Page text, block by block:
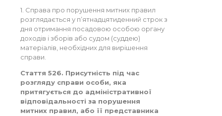
1. Справа про порушення митних правил
розглядається у п’ятнадцятиденний строк з
дня отримання посадовою особою органу
доходів і зборів або судом (суддею)
матеріалів, необхідних для вирішення
справи.
Стаття 526. Присутність під час
розгляду справи особи, яка
притягується до адміністративної
відповідальності за порушення
митних правил, або її представника